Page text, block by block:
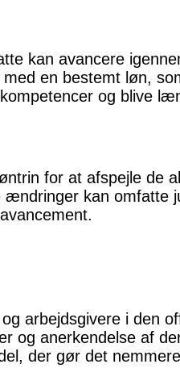
kan avancere
en bestemt løn,
og blive
for at afspejle de
kan omfatte
arbejdsgivere i den
og anerkendelse af
der gør det